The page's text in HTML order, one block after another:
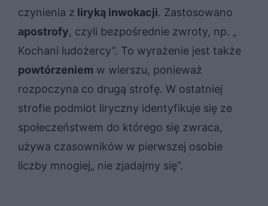
czynienia z liryką inwokacji. Zastosowano
apostrofy, czyli bezpośrednie zwroty, np. „
Kochani ludożercy”. To wyrażenie jest także
powtórzeniem w wierszu, ponieważ
rozpoczyna co drugą strofę. W ostatniej
strofie podmiot liryczny identyfikuje się ze
społeczeństwem do którego się zwraca,
używa czasowników w pierwszej osobie
liczby mnogiej„ nie zjadajmy się”.